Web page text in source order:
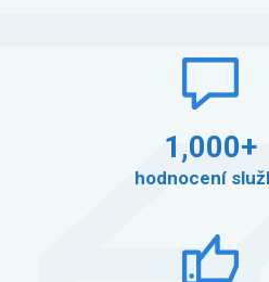
1,000+
hodnocení